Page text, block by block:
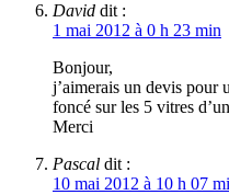
David dit :
1 mai 2012 à 0 h 23 min
Bonjour,
j’aimerais un devis pour
foncé sur les 5 vitres
Merci
Pascal dit :
10 mai 2012 à 10 h 07